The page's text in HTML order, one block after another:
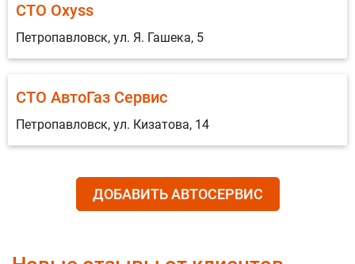
СТО Oxyss
Петропавловск, ул. Я. Гашека, 5
СТО АвтоГаз Сервис
Петропавловск, ул. Кизатова, 14
ДОБАВИТЬ АВТОСЕРВИС